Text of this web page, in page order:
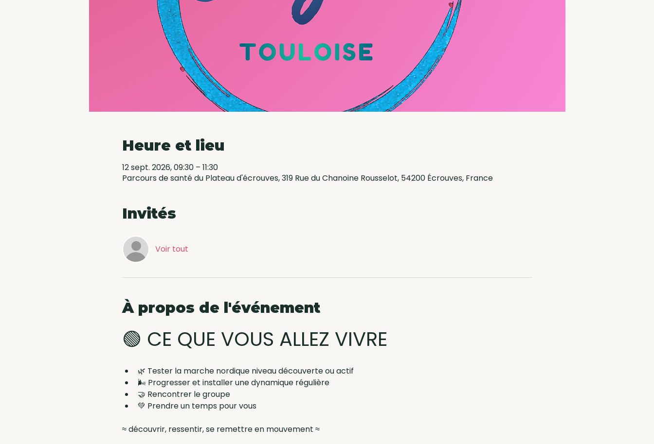
Heure et lieu
12 sept. 2026, 09:30 – 11:30
Parcours de santé du Plateau d'écrouves, 319 Rue du Chanoine Rousselot, 54200 Écrouves, France
Invités
Voir tout
À propos de l'événement
🟢 CE QUE VOUS ALLEZ VIVRE
🌿 Tester la marche nordique niveau découverte ou actif
🌬️ Progresser et installer une dynamique régulière
🤝 Rencontrer le groupe
💚 Prendre un temps pour vous
≈ découvrir, ressentir, se remettre en mouvement ≈